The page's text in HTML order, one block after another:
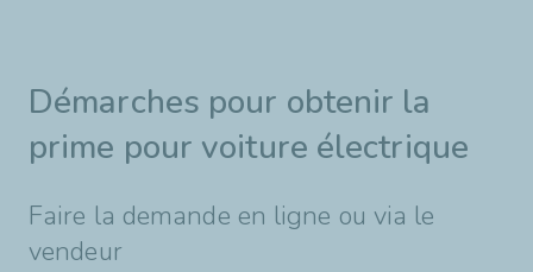
Démarches pour obtenir la
prime pour voiture électrique
Faire la demande en ligne ou via le
vendeur